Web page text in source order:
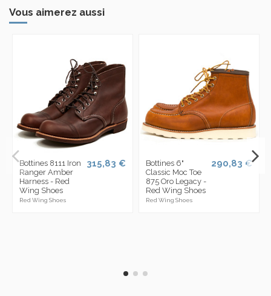
Vous aimerez aussi
Bottines 8111 Iron
Ranger Amber
Harness - Red
Wing Shoes
Red Wing Shoes
315,83 €
Bottines 6"
Classic Moc Toe
875 Oro Legacy -
Red Wing Shoes
Red Wing Shoes
290,83 €